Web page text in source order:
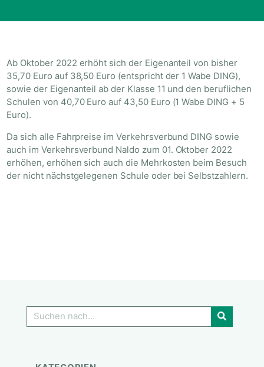
Ab Oktober 2022 erhöht sich der Eigenanteil von bisher
35,70 Euro auf 38,50 Euro (entspricht der 1 Wabe DING),
sowie der Eigenanteil ab der Klasse 11 und den beruflichen
Schulen von 40,70 Euro auf 43,50 Euro (1 Wabe DING + 5
Euro).
Da sich alle Fahrpreise im Verkehrsverbund DING sowie
auch im Verkehrsverbund Naldo zum 01. Oktober 2022
erhöhen, erhöhen sich auch die Mehrkosten beim Besuch
der nicht nächstgelegenen Schule oder bei Selbstzahlern.
GO!